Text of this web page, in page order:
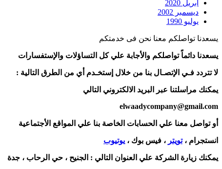
أبريل 2020
ديسمبر 2002
يوليو 1990
يسعدنا تواصلكم معنا نحن فى خدمتكم
يسعدنا دائماً تواصلكم والأجابة علي كل التساؤلات والإستفسارات
لا تتردد فـي الإتصـال بنا من خلال إستخـدم أي من الطرق التالية :
يمكنك مراسلتنا عبر البريد الالكتروني التالي
elwaadycompany@gmail.com
أو تواصل معنا علي الحسابات الخاصة بنا علي المواقع الأجتماعية
انستجرام ،تويتر ، فيس بوك ، يوتيوب
يمكنك زيارة الشركة علي العنوان التالي : الجنيح ، حي الرحاب ، جدة